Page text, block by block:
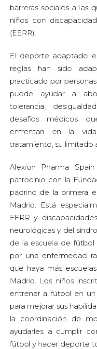
barreras sociales a las
niños con
(EERR).
El deporte adaptado
reglas han sido
practicado por
puede ayudar a
tolerancia,
desafíos médicos
enfrentan en la
tratamiento, su limitado
Alexion Pharma
patrocinio con la
padrino de la primera
Madrid. Está
EERR y
neurológicas y del
de la escuela de
por una enfermedad
que haya más
Madrid. Los niños
entrenar a fútbol en
para mejorar sus
la coordinación de
ayudarles a cumplir
fútbol y hacer deporte